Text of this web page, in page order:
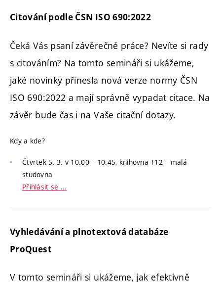
Citování podle ČSN ISO 690:2022
Čeká Vás psaní závěrečné práce? Nevíte si rady
s citováním? Na tomto semináři si ukážeme,
jaké novinky přinesla nová verze normy ČSN
ISO 690:2022 a mají správně vypadat citace. Na
závěr bude čas i na Vaše citační dotazy.
Kdy a kde?
Čtvrtek 5. 3. v 10.00 – 10.45, knihovna T12 – malá
studovna
Přihlásit se ...
Vyhledávání a plnotextová databáze
ProQuest
V tomto semináři si ukážeme, jak efektivně